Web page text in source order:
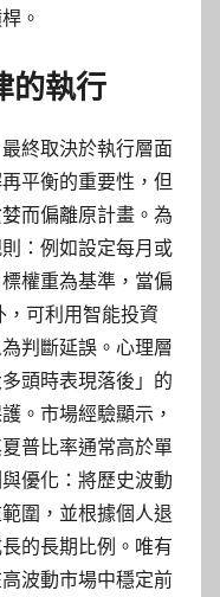
。
的執行
終取決於執行層面
平衡的重要性，但
而偏離原計畫。為
：例如設定每月或
權重為基準，當偏
，可利用智能投資
判斷延誤。心理層
頭時表現落後」的
。市場經驗顯示，
普比率通常高於單
優化：將歷史波動
圍，並根據個人退
的長期比例。唯有
波動市場中穩定前